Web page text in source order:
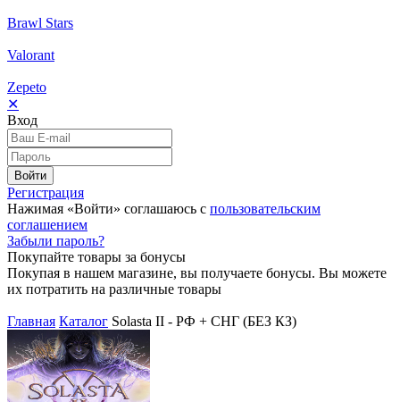
Brawl Stars
Valorant
Zepeto
✕
Вход
Войти
Регистрация
Нажимая «Войти» соглашаюсь с пользовательским
соглашением
Забыли пароль?
Покупайте товары за бонусы
Покупая в нашем магазине, вы получаете бонусы. Вы можете
их потратить на различные товары
Главная Каталог Solasta II - РФ + СНГ (БЕЗ КЗ)